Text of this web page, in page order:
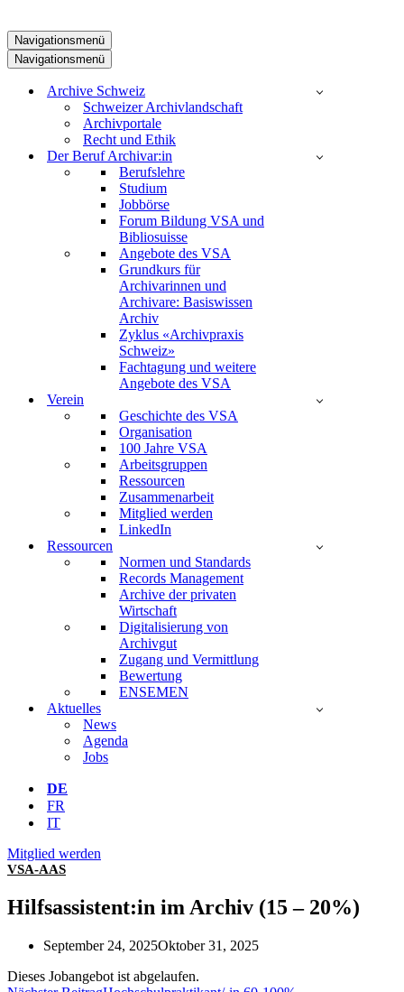
Navigationsmenü
Navigationsmenü
Archive Schweiz
Schweizer Archivlandschaft
Archivportale
Recht und Ethik
Der Beruf Archivar:in
Berufslehre
Studium
Jobbörse
Forum Bildung VSA und
Bibliosuisse
Angebote des VSA
Grundkurs für
Archivarinnen und
Archivare: Basiswissen
Archiv
Zyklus «Archivpraxis
Schweiz»
Fachtagung und weitere
Angebote des VSA
Verein
Geschichte des VSA
Organisation
100 Jahre VSA
Arbeitsgruppen
Ressourcen
Zusammenarbeit
Mitglied werden
LinkedIn
Ressourcen
Normen und Standards
Records Management
Archive der privaten
Wirtschaft
Digitalisierung von
Archivgut
Zugang und Vermittlung
Bewertung
ENSEMEN
Aktuelles
News
Agenda
Jobs
DE
FR
IT
Mitglied werden
VSA-AAS
Hilfsassistent:in im Archiv (15 – 20%)
September 24, 2025Oktober 31, 2025
Dieses Jobangebot ist abgelaufen.